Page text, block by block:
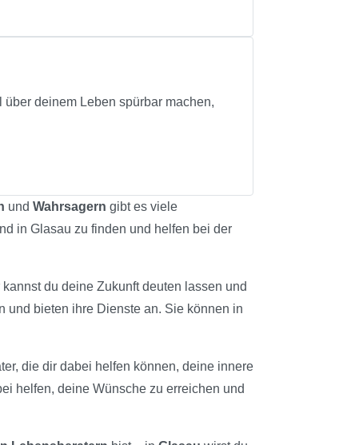
deinem Leben spürbar machen,
und Wahrsagern gibt es viele
in Glasau zu finden und helfen bei der
du deine Zukunft deuten lassen und
und bieten ihre Dienste an. Sie können in
die dir dabei helfen können, deine innere
helfen, deine Wünsche zu erreichen und